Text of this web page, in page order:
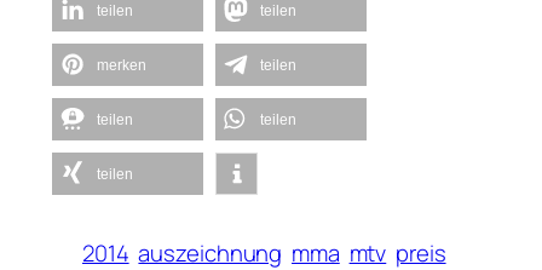
teilen teilen
merken teilen
teilen teilen
teilen
2014 auszeichnung mma mtv preis